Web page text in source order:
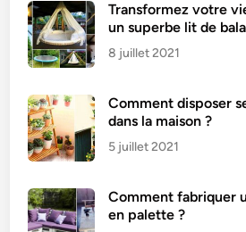
Transformez votre
un superbe lit de
8 juillet 2021
Comment disposer
dans la maison ?
5 juillet 2021
Comment fabriquer
en palette ?